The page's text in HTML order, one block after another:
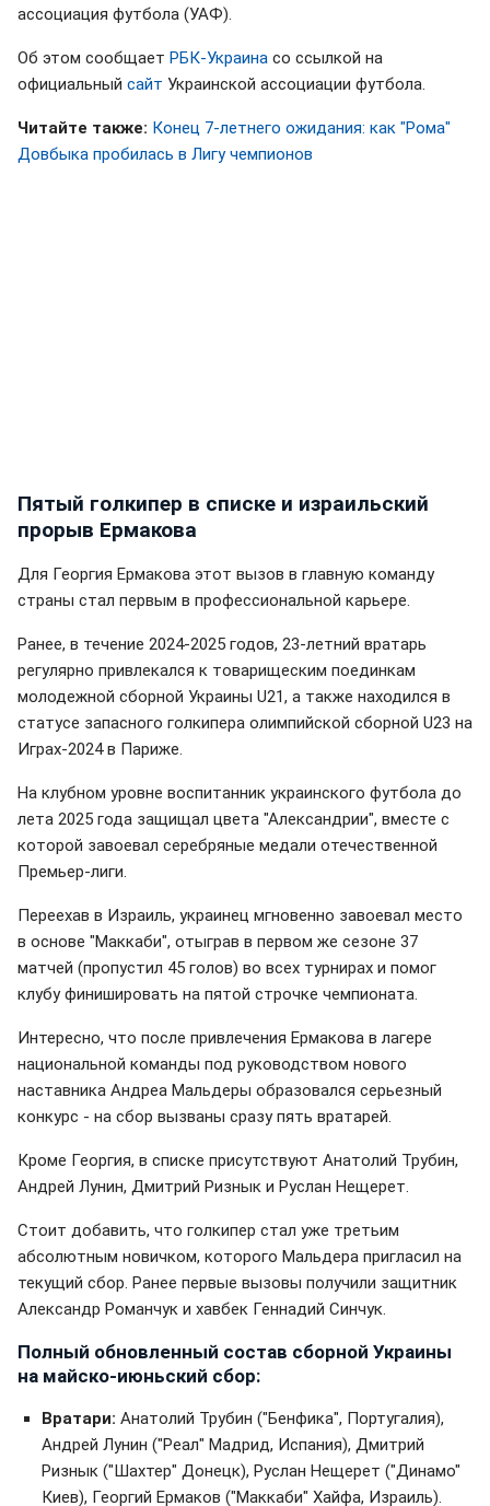
ассоциация футбола (УАФ).
Об этом сообщает РБК-Украина со ссылкой на
официальный сайт Украинской ассоциации футбола.
Читайте также: Конец 7-летнего ожидания: как "Рома"
Довбыка пробилась в Лигу чемпионов
Пятый голкипер в списке и израильский
прорыв Ермакова
Для Георгия Ермакова этот вызов в главную команду
страны стал первым в профессиональной карьере.
Ранее, в течение 2024-2025 годов, 23-летний вратарь
регулярно привлекался к товарищеским поединкам
молодежной сборной Украины U21, а также находился в
статусе запасного голкипера олимпийской сборной U23 на
Играх-2024 в Париже.
На клубном уровне воспитанник украинского футбола до
лета 2025 года защищал цвета "Александрии", вместе с
которой завоевал серебряные медали отечественной
Премьер-лиги.
Переехав в Израиль, украинец мгновенно завоевал место
в основе "Маккаби", отыграв в первом же сезоне 37
матчей (пропустил 45 голов) во всех турнирах и помог
клубу финишировать на пятой строчке чемпионата.
Интересно, что после привлечения Ермакова в лагере
национальной команды под руководством нового
наставника Андреа Мальдеры образовался серьезный
конкурс - на сбор вызваны сразу пять вратарей.
Кроме Георгия, в списке присутствуют Анатолий Трубин,
Андрей Лунин, Дмитрий Ризнык и Руслан Нещерет.
Стоит добавить, что голкипер стал уже третьим
абсолютным новичком, которого Мальдера пригласил на
текущий сбор. Ранее первые вызовы получили защитник
Александр Романчук и хавбек Геннадий Синчук.
Полный обновленный состав сборной Украины
на майско-июньский сбор:
Вратари: Анатолий Трубин ("Бенфика", Португалия),
Андрей Лунин ("Реал" Мадрид, Испания), Дмитрий
Ризнык ("Шахтер" Донецк), Руслан Нещерет ("Динамо"
Киев), Георгий Ермаков ("Маккаби" Хайфа, Израиль).